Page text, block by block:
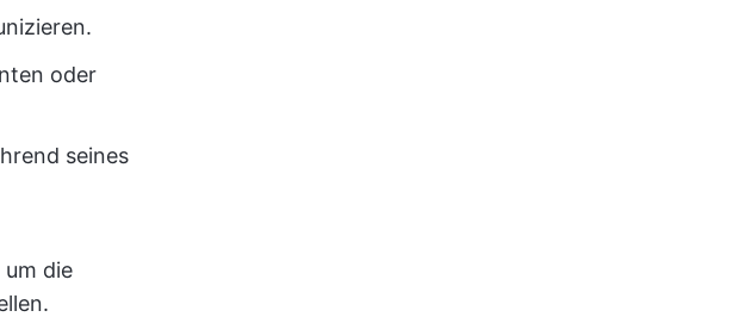
oder
seines
die